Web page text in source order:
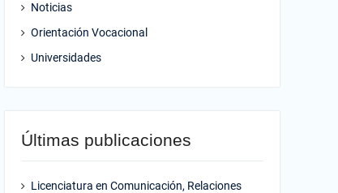
Noticias
Orientación Vocacional
Universidades
Últimas publicaciones
Licenciatura en Comunicación, Relaciones